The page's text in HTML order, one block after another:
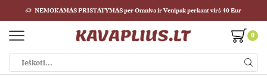
NEMOKAMAS PRISTATYMAS per Omniva ir Venipak perkant virš 40 Eur
0